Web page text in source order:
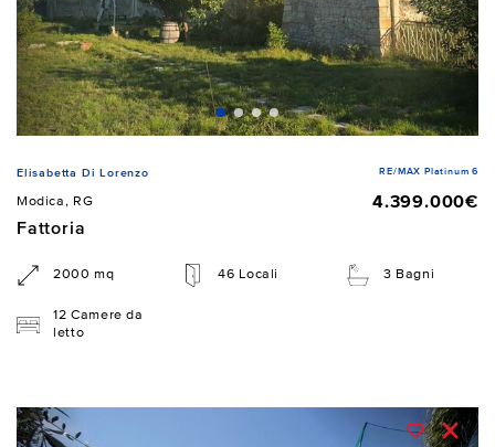
Elisabetta Di Lorenzo RE/MAX Platinum 6
Modica, RG
4.399.000€
Fattoria
2000 mq 46 Locali 3 Bagni
12 Camere da
letto